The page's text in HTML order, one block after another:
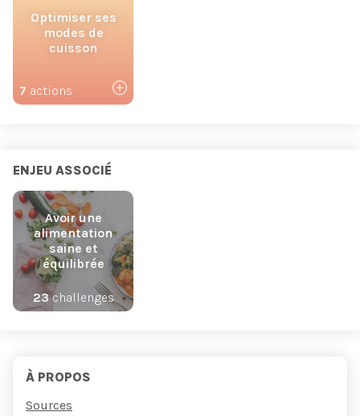
Optimiser ses
modes de
cuisson
7 actions
ENJEU ASSOCIÉ
Avoir une
alimentation
saine et
équilibrée
23challenges
À PROPOS
Sources